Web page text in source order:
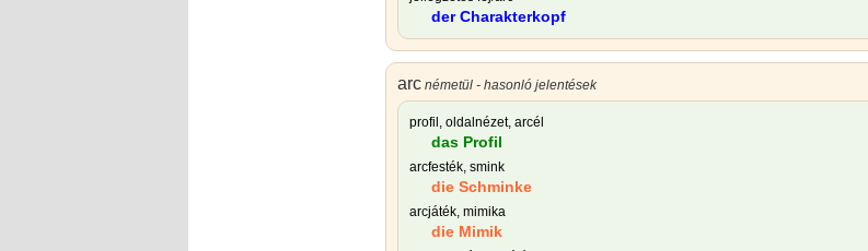
der Charakterkopf
arc németül - hasonló jelentések
profil, oldalnézet, arcél
das Profil
arcfesték, smink
die Schminke
arcjáték, mimika
die Mimik